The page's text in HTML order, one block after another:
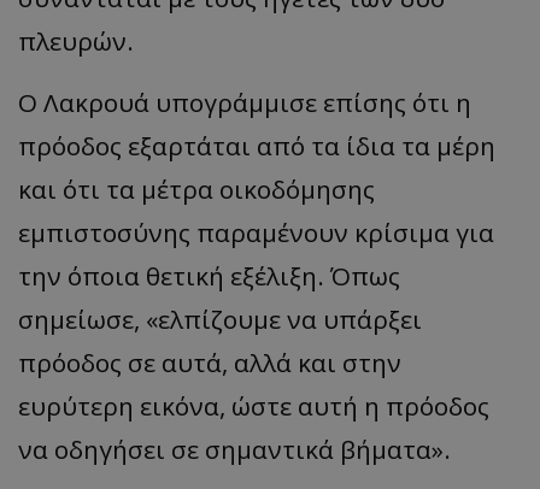
πλευρών.
Ο Λακρουά υπογράμμισε επίσης ότι η
πρόοδος εξαρτάται από τα ίδια τα μέρη
και ότι τα μέτρα οικοδόμησης
εμπιστοσύνης παραμένουν κρίσιμα για
την όποια θετική εξέλιξη. Όπως
σημείωσε, «ελπίζουμε να υπάρξει
πρόοδος σε αυτά, αλλά και στην
ευρύτερη εικόνα, ώστε αυτή η πρόοδος
να οδηγήσει σε σημαντικά βήματα».